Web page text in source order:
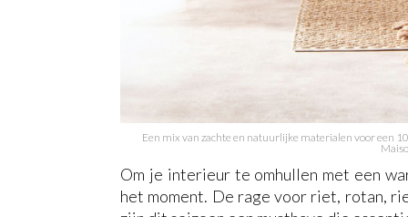
Een mix van zachte en natuurlijke materialen voor een
Om je interieur te omhullen met een
het moment. De rage voor riet, rotan,